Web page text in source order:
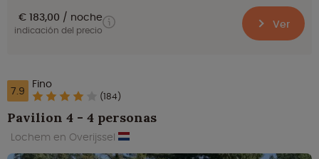
€ 183,00 noche
indicación del precio Ver
7.9 Fino
(184)
Pavilion 4 - 4 personas
Lochem en Overijssel